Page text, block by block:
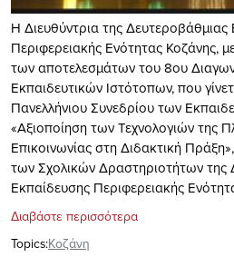
Η Διευθύντρια της Δευτεροβάθμιας
Περιφερειακής Ενότητας Κοζάνης,
των αποτελεσμάτων του 8ου
Εκπαιδευτικών Ιστότοπων, που
Πανελλήνιου Συνεδρίου των
«Αξιοποίηση των Τεχνολογιών της
Επικοινωνίας στη Διδακτική
των Σχολικών Δραστηριοτήτων της
Εκπαίδευσης Περιφερειακής
Διαβάστε περισσότερα
Topics:Κοζάνη